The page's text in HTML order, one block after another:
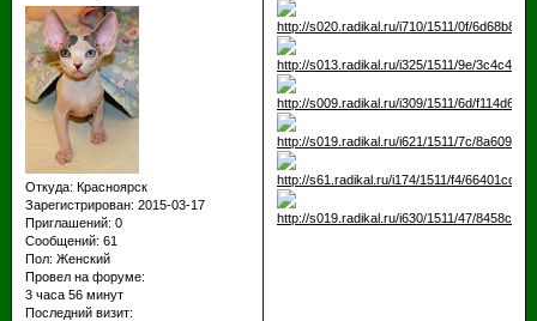
Откуда: Красноярск
Зарегистрирован: 2015-03-17
Приглашений: 0
Сообщений: 61
Пол: Женский
Провел на форуме:
3 часа 56 минут
Последний визит: